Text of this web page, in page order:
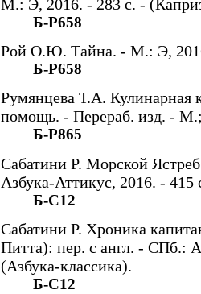
М.: Э, 2016. - 283 с. -
Б-Р658
Рой О.Ю. Тайна. - М.: Э,
Б-Р658
Румянцева Т.А. Кулинарная
помощь. - Перераб. изд. -
Б-Р865
Сабатини Р. Морской
Азбука-Аттикус, 2016. - 415
Б-С12
Сабатини Р. Хроника
Питта): пер. с англ. - СПб.:
(Азбука-классика).
Б-С12